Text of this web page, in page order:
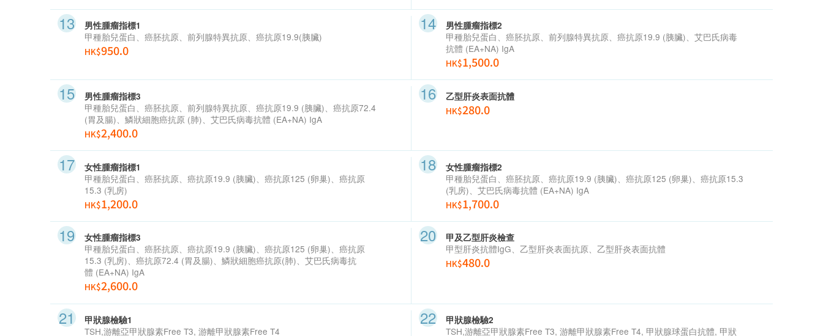
男性腫瘤指標1
甲種胎兒蛋白、癌胚抗原、前列腺特異抗原、癌抗原19.9(胰臟)
HK$950.0
男性腫瘤指標2
甲種胎兒蛋白、癌胚抗原、前列腺特異抗原、癌抗原19.9 (胰臟)、艾巴氏病毒
抗體 (EA+NA) IgA
HK$1,500.0
男性腫瘤指標3
甲種胎兒蛋白、癌胚抗原、前列腺特異抗原、癌抗原19.9 (胰臟) 、癌抗原72.4
(胃及腸) 、鱗狀細胞癌抗原 (肺) 、艾巴氏病毒抗體 (EA+NA) IgA
HK$2,400.0
乙型肝炎表面抗體
HK$280.0
女性腫瘤指標1
甲種胎兒蛋白、癌胚抗原、癌抗原19.9 (胰臟) 、癌抗原125 (卵巢) 、癌抗原
15.3 (乳房)
HK$1,200.0
女性腫瘤指標2
甲種胎兒蛋白、癌胚抗原、癌抗原19.9 (胰臟) 、癌抗原125 (卵巢) 、癌抗原15.3
(乳房) 、艾巴氏病毒抗體 (EA+NA) IgA
HK$1,700.0
女性腫瘤指標3
甲種胎兒蛋白、癌胚抗原、癌抗原19.9 (胰臟)、癌抗原125 (卵巢)、癌抗原
15.3 (乳房)、癌抗原72.4 (胃及腸)、鱗狀細胞癌抗原(肺)、艾巴氏病毒抗
體 (EA+NA) IgA
HK$2,600.0
甲及乙型肝炎檢查
甲型肝炎抗體IgG、乙型肝炎表面抗原、乙型肝炎表面抗體
HK$480.0
甲狀腺檢驗1
TSH,游離亞甲狀腺素Free T3, 游離甲狀腺素Free T4
甲狀腺檢驗2
TSH,游離亞甲狀腺素Free T3, 游離甲狀腺素Free T4, 甲狀腺球蛋白抗體, 甲狀